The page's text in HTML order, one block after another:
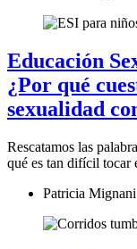
Educación
¿Por qué
sexualidad
Rescatamos las
qué es tan difícil tocar
Patricia Mignani